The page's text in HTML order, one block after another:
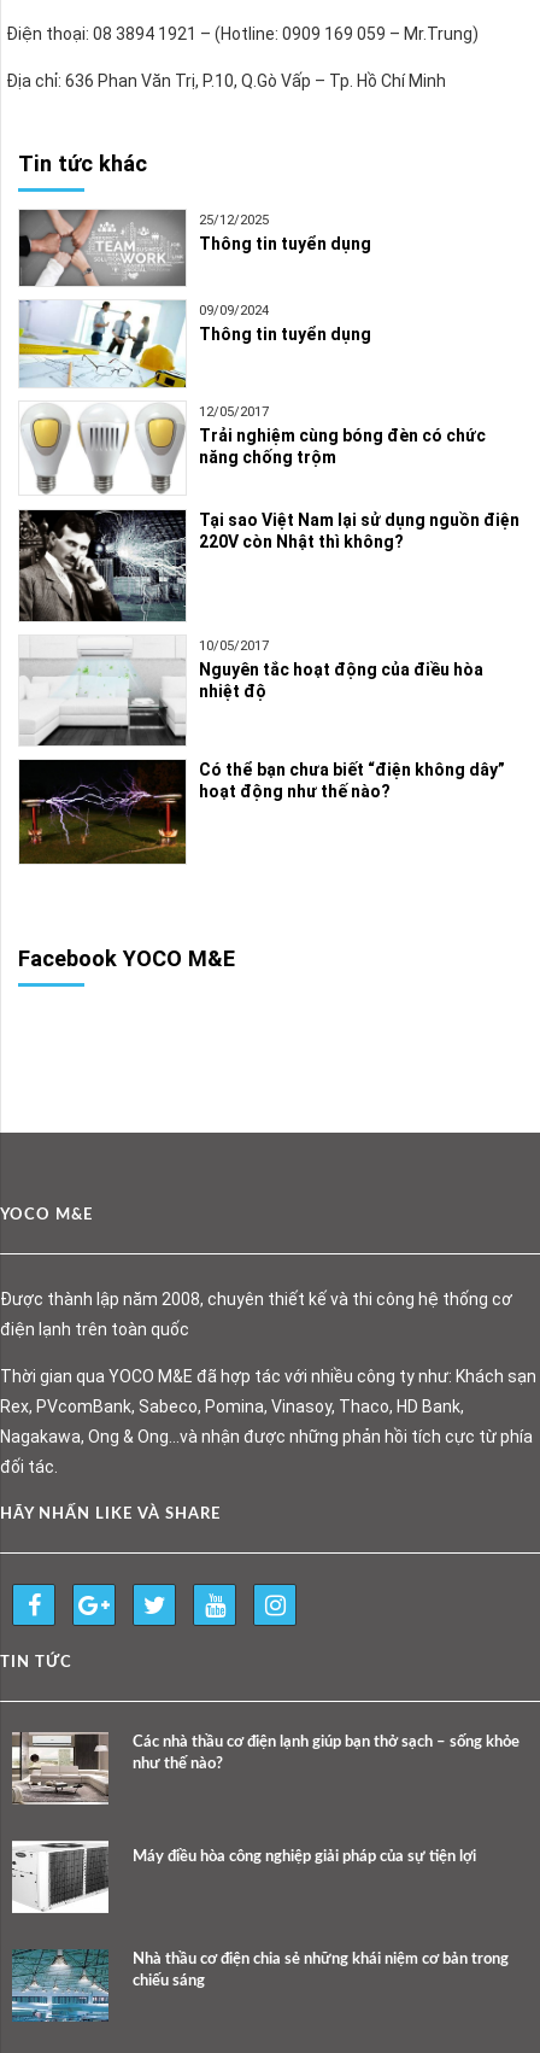
Điện thoại: 08 3894 1921 – (Hotline: 0909 169 059 – Mr.Trung)
Địa chỉ: 636 Phan Văn Trị, P.10, Q.Gò Vấp – Tp. Hồ Chí Minh
Tin tức khác
25/12/2025
Thông tin tuyển dụng
09/09/2024
Thông tin tuyển dụng
12/05/2017
Trải nghiệm cùng bóng đèn có chức
năng chống trộm
Tại sao Việt Nam lại sử dụng nguồn điện
220V còn Nhật thì không?
10/05/2017
Nguyên tắc hoạt động của điều hòa
nhiệt độ
Có thể bạn chưa biết “điện không dây”
hoạt động như thế nào?
Facebook YOCO M&E
YOCO M&E
Được thành lập năm 2008, chuyên thiết kế và thi công hệ thống cơ
điện lạnh trên toàn quốc
Thời gian qua YOCO M&E đã hợp tác với nhiều công ty như: Khách sạn
Rex, PVcomBank, Sabeco, Pomina, Vinasoy, Thaco, HD Bank,
Nagakawa, Ong & Ong…và nhận được những phản hồi tích cực từ phía
đối tác.
HÃY NHẤN LIKE VÀ SHARE
TIN TỨC
Các nhà thầu cơ điện lạnh giúp bạn thở sạch – sống khỏe
như thế nào?
Máy điều hòa công nghiệp giải pháp của sự tiện lợi
Nhà thầu cơ điện chia sẻ những khái niệm cơ bản trong
chiếu sáng